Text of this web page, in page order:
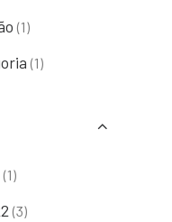
(1)
(1)
(1)
(3)